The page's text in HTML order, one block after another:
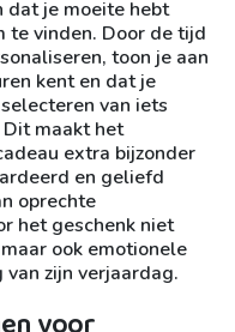
dat je moeite hebt
te vinden. Door de tijd
toon je aan
kent en dat je
van iets
maakt het
extra bijzonder
en geliefd
oprechte
het geschenk niet
ook emotionele
zijn verjaardag.